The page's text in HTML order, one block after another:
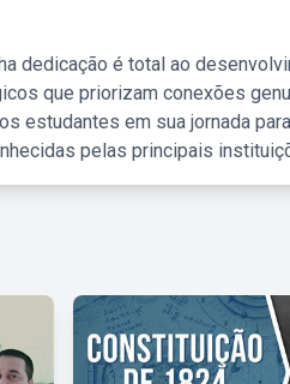
dedicação é total ao
que priorizam conexões
estudantes em sua jornada
pelas principais